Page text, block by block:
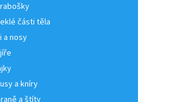
části těla
a nosy
a kníry
a štíty